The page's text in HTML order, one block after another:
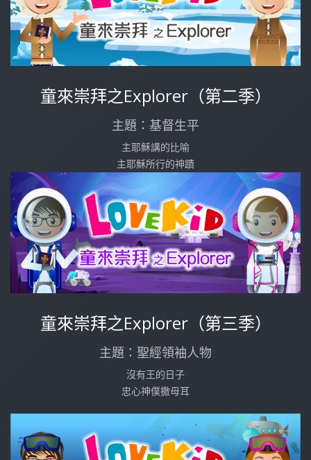
童來崇拜之Explorer（第二季）
主題：基督生平
主耶穌講的比喻
主耶穌所行的神蹟
童來崇拜之Explorer（第三季）
主題：聖經領袖人物
沒有王的日子
忠心神僕撒母耳